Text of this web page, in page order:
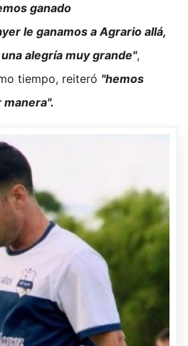
ganado
le ganamos a Agrario allá,
alegría muy grande",
tiempo, reiteró "hemos